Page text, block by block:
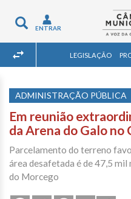
Toggle
navigation
ENTRAR
LEGISLAÇÃO
ADMINISTRAÇÃO PÚBLICA
Em reunião
da Arena do Galo no
Parcelamento do terreno
área desafetada é de 47,5 mil
do Morcego